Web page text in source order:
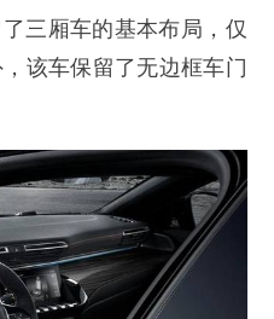
三厢车的基本布局，仅
该车保留了无边框车门